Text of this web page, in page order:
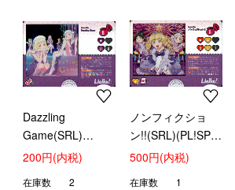
Dazzling
Game(SRL)
(PL!SP-bp4-023-
200円(内税)
在庫数 2
ノンフィクショ
ン!!(SRL)(PL!SP-
bp4-024-SRL)
500円(内税)
在庫数 1